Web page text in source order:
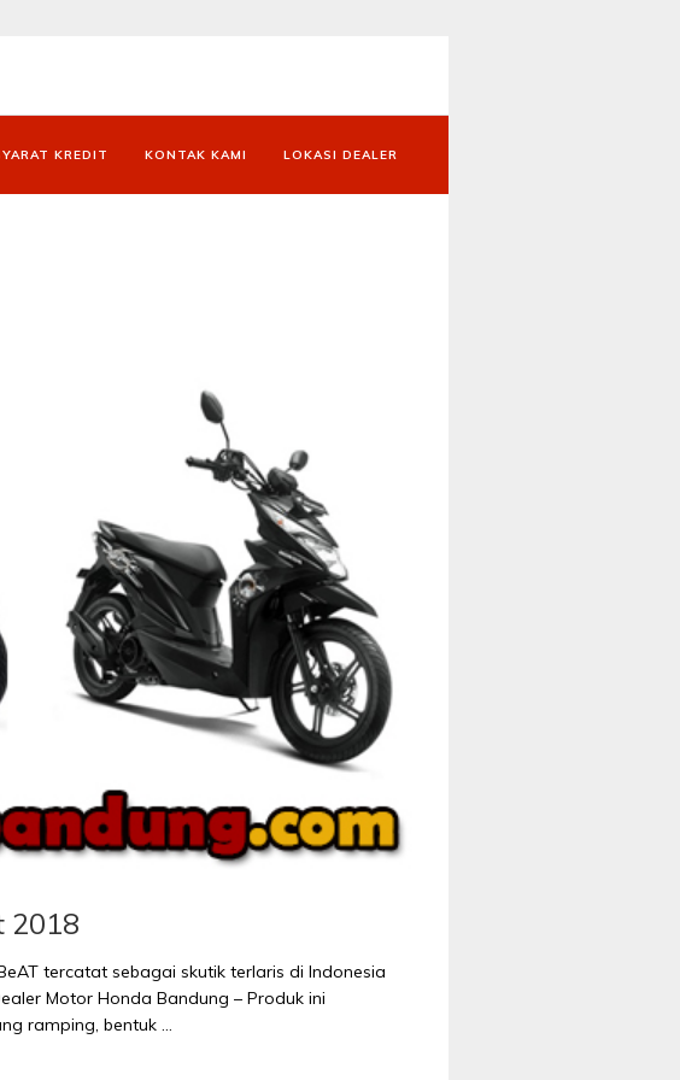
KREDIT KONTAK KAMI LOKASI DEALER
2018
tercatat sebagai skutik terlaris di Indonesia
Motor Honda Bandung – Produk ini
ramping, bentuk …